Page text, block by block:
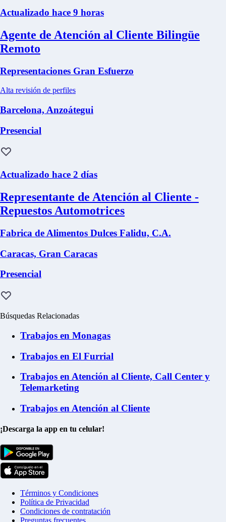
Actualizado hace 9 horas
Agente de Atención al Cliente Bilingüe
Remoto
Representaciones Gran Esfuerzo
Alta revisión de perfiles
Barcelona, Anzoátegui
Presencial
Actualizado hace 2 días
Representante de Atención al Cliente -
Repuestos Automotrices
Fabrica de Alimentos Dulces Falidu, C.A.
Caracas, Gran Caracas
Presencial
Búsquedas Relacionadas
Trabajos en Monagas
Trabajos en El Furrial
Trabajos en Atención al Cliente, Call Center y
Telemarketing
Trabajos en Atención al Cliente
¡Descarga la app en tu celular!
Términos y Condiciones
Política de Privacidad
Condiciones de contratación